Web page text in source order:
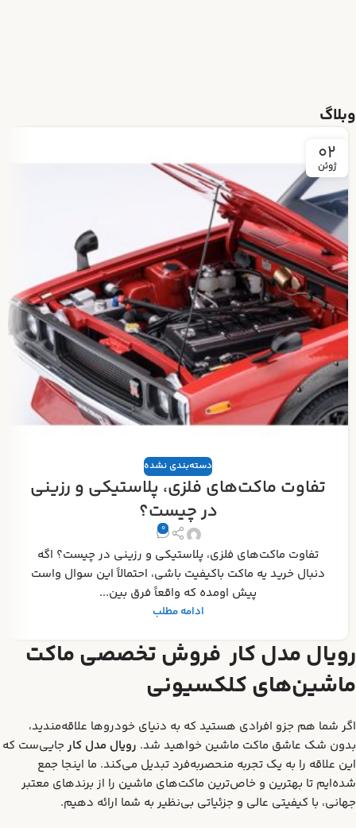
وبلاگ
02
ژوئن
دسته‌بندی نشده
تفاوت ماکت‌های فلزی، پلاستیکی و رزینی
در چیست؟
0
تفاوت ماکت‌های فلزی، پلاستیکی و رزینی در چیست؟ اگه
دنبال خرید یه ماکت باکیفیت باشی، احتمالاً این سوال واست
پیش اومده که واقعاً فرق بین...
ادامه مطلب
رویال مدل کار فروش تخصصی ماکت
ماشین‌های کلکسیونی
اگر شما هم جزو افرادی هستید که به دنیای خودروها علاقه‌مندید،
بدون شک عاشق ماکت ماشین خواهید شد. رویال مدل کار جایی‌ست که
این علاقه را به یک تجربه منحصربه‌فرد تبدیل می‌کند. ما اینجا جمع
شده‌ایم تا بهترین و خاص‌ترین ماکت‌های ماشین را از برندهای معتبر
جهانی، با کیفیتی عالی و جزئیاتی بی‌نظیر به شما ارائه دهیم.